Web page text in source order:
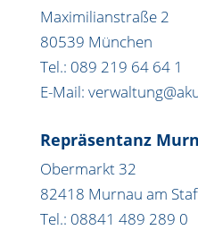
Maximilianstraße 2
80539 München
Tel.: 089 219 64 64 1
E-Mail:
Repräsentanz
Obermarkt 32
82418 Murnau am
Tel.: 08841 489 289 0